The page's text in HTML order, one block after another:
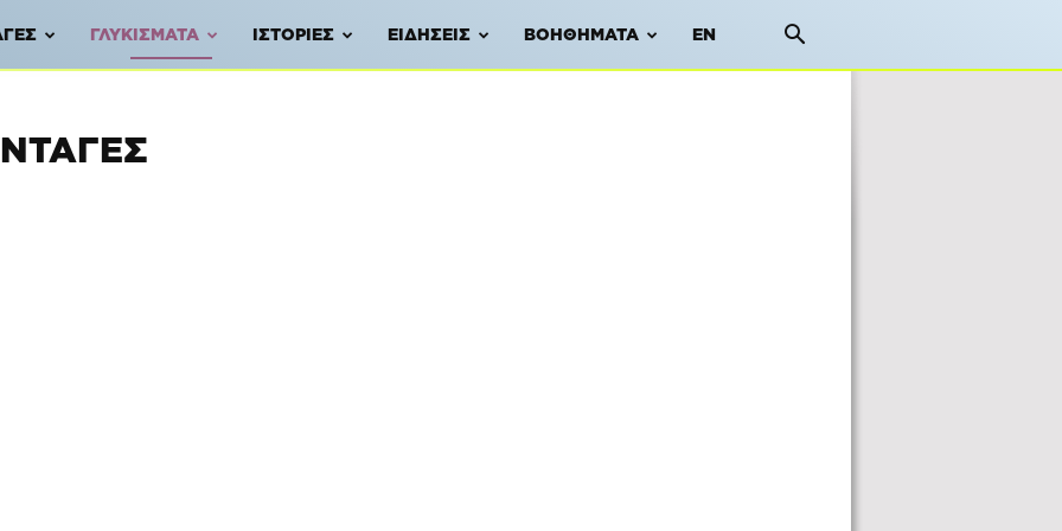
ΓΛΥΚΊΣΜΑΤΑ ΙΣΤΟΡΊΕΣ ΕΙΔΉΣΕΙΣ ΒΟΗΘΉΜΑΤΑ EN